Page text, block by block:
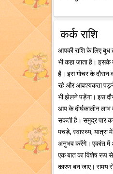
कर्क राशि
आपकी राशि के लिए बुध
भी कहा जाता है। इसके
है। इस गोचर के दौरान
रहे और आवश्यकता पड़ने
भी झेलने पड़ेंगा। इस
आप के दीर्घकालीन लाभ
सकती है। समुद्र पार
पचड़े, स्वास्थ्य, यात्रा
अनुभव करेंगे। एकांत में
एक बात का विशेष रूप
कारण बन जाए। समय